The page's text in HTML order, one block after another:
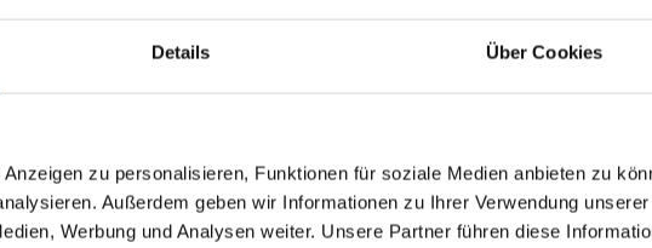
Details Über Cookies
zu personalisieren, Funktionen für soziale Medien anbieten zu
Außerdem geben wir Informationen zu Ihrer Verwendung unserer
Werbung und Analysen weiter. Unsere Partner führen diese